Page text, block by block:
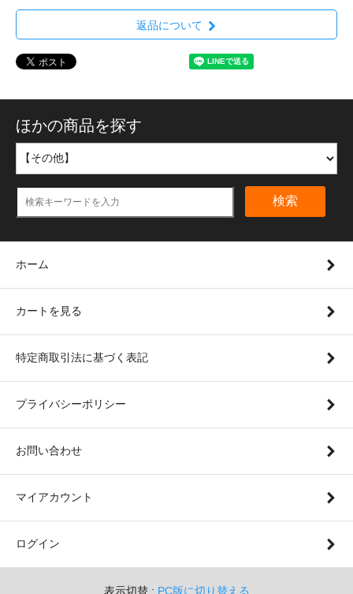
返品について
ほかの商品を探す
検索
ホーム
カートを見る
特定商取引法に基づく表記
プライバシーポリシー
お問い合わせ
マイアカウント
ログイン
表示切替 : PC版に切り替える